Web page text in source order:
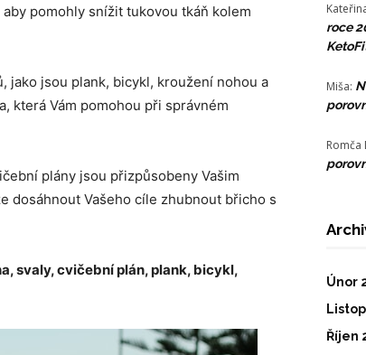
pomohly snížit tukovou tkáň kolem
jako jsou plank, bicykl, kroužení nohou a
která Vám pomohou při správném
plány jsou přizpůsobeny Vašim
dosáhnout Vašeho cíle zhubnout břicho s
svaly, cvičební plán, plank, bicykl,
roce
Miša:
Romča
Únor
Říjen